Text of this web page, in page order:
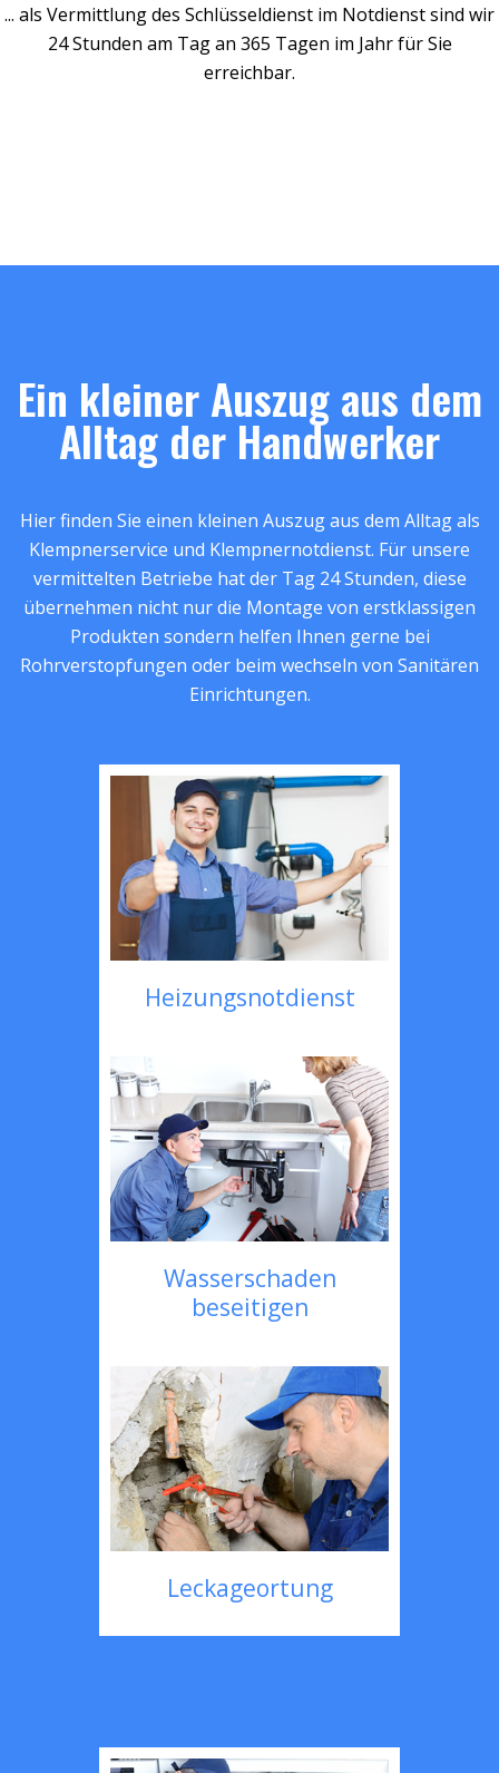
... als Vermittlung des Schlüsseldienst im Notdienst sind wir
24 Stunden am Tag an 365 Tagen im Jahr für Sie
erreichbar.
Ein kleiner Auszug aus dem
Alltag der Handwerker
Hier finden Sie einen kleinen Auszug aus dem Alltag als
Klempnerservice und Klempnernotdienst. Für unsere
vermittelten Betriebe hat der Tag 24 Stunden, diese
übernehmen nicht nur die Montage von erstklassigen
Produkten sondern helfen Ihnen gerne bei
Rohrverstopfungen oder beim wechseln von Sanitären
Einrichtungen.
Heizungsnotdienst
Wasserschaden
beseitigen
Leckageortung